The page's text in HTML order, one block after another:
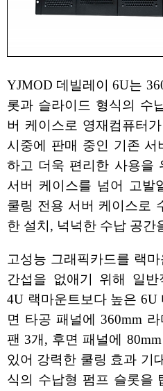
YJMOD 데빌레이 6U는
롯과 슬라이드 형식의 수
버 케이스로 영재컴퓨터
시중에 판매 중인 기존
하고 더욱 편리한 사용을
서버 케이스를 넘어 고발
쿨링 전용 서버 케이스로
한 설치, 넉넉한 수납 공간
고성능 그래픽카드를 랙
간섭을 없애기 위해 일
4U 랙마운트보다 높은 6U
면 타공 패널에 360mm
팬 3개, 후면 패널에
있어 강력한 쿨링 효과 기
식의 수납형 펌프 슬롯을